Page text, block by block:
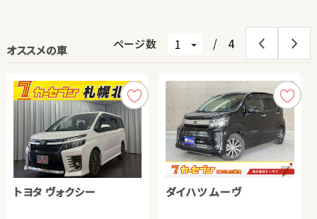
オススメの車 ページ数 / 4
トヨタ ヴォクシー ダイハツ ムーヴ
ホンダ フィット ハイブリ
スバル フォレスター
スズキ ジムニーシエラ 日産 エクストレイル
トヨタ ヴェルファイア 日産 エクストレイル